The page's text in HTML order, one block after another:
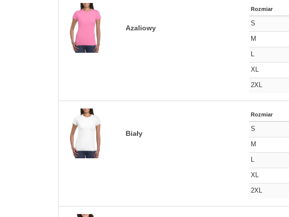
Azaliowy
Rozmiar
S
M
L
XL
2XL
Biały
Rozmiar
S
M
L
XL
2XL